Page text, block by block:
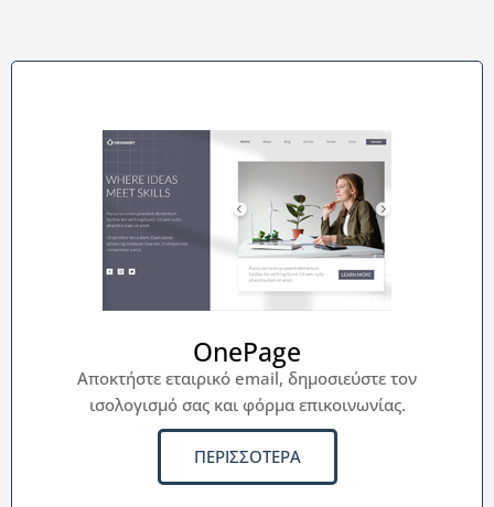
OnePage
Αποκτήστε εταιρικό email, δημοσιεύστε τον
ισολογισμό σας και φόρμα επικοινωνίας.
ΠΕΡΙΣΣΟΤΕΡΑ